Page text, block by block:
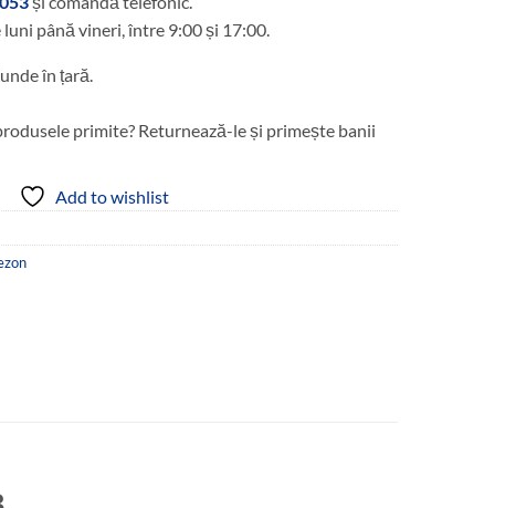
până vineri, între 9:00 și 17:00.
în țară.
primite? Returnează-le și primește banii
Add to wishlist